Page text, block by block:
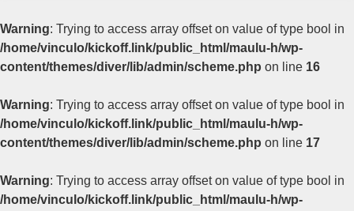
Warning: Trying to access array offset on value of type bool in
/home/vinculo/kickoff.link/public_html/maulu-h/wp-
content/themes/diver/lib/admin/scheme.php on line 16
Warning: Trying to access array offset on value of type bool in
/home/vinculo/kickoff.link/public_html/maulu-h/wp-
content/themes/diver/lib/admin/scheme.php on line 17
Warning: Trying to access array offset on value of type bool in
/home/vinculo/kickoff.link/public_html/maulu-h/wp-